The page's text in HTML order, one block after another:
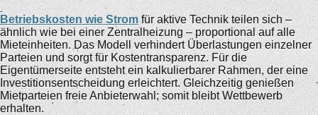
Betriebskosten wie Strom für aktive Technik teilen sich –
ähnlich wie bei einer Zentralheizung – proportional auf alle
Mieteinheiten. Das Modell verhindert Überlastungen einzelner
Parteien und sorgt für Kostentransparenz. Für die
Eigentümerseite entsteht ein kalkulierbarer Rahmen, der eine
Investitionsentscheidung erleichtert. Gleichzeitig genießen
Mietparteien freie Anbieterwahl; somit bleibt Wettbewerb
erhalten.